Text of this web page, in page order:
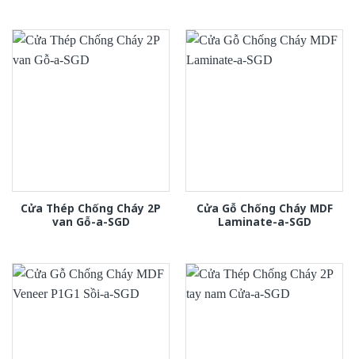
Cửa Thép Chống Cháy 2P
van Gỗ-a-SGD
Cửa Gỗ Chống Cháy MDF
Laminate-a-SGD